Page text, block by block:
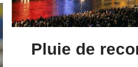
Pluie de